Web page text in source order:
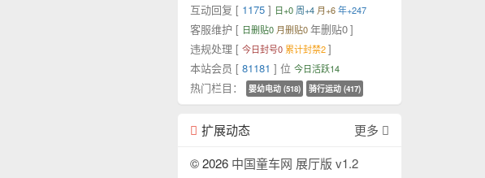
互动回复 [ 1175] 日+0 周+4 月+6 年+247
客服维护 [ 日删贴0 月删贴0 年删贴0]
违规处理 [ 今日封号0 累计封禁2]
本站会员 [ 81181 ] 位 今日活跃14
热门栏目： 婴幼电动 (518) 骑行运动 (417)
扩展动态
更多
© 2026 中国童车网 展厅版 v1.2